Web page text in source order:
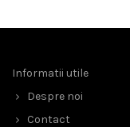
Informatii utile
Despre noi
Contact